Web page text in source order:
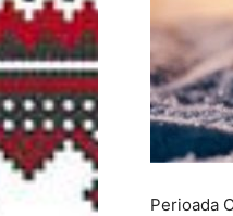
Perioada